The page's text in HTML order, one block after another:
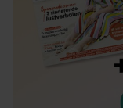
gebruiken.